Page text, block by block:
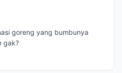
goreng yang bumbunya
gak?